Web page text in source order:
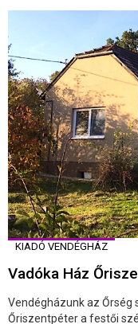
KIADÓ VENDÉGHÁZ
Vadóka Ház
Vendégházunk az Őrség
Őriszentpéter a festői